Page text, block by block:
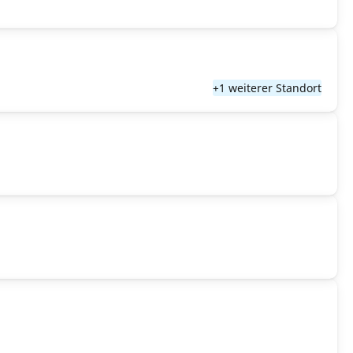
+1 weiterer Standort